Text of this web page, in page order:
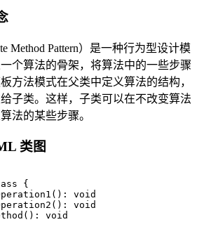
Method Pattern）是一种行为型设计模
个算法的骨架，将算法中的一些步骤
方法模式在父类中定义算法的结构，
子类。这样，子类可以在不改变算法
法的某些步骤。
类图
{
void
void
void